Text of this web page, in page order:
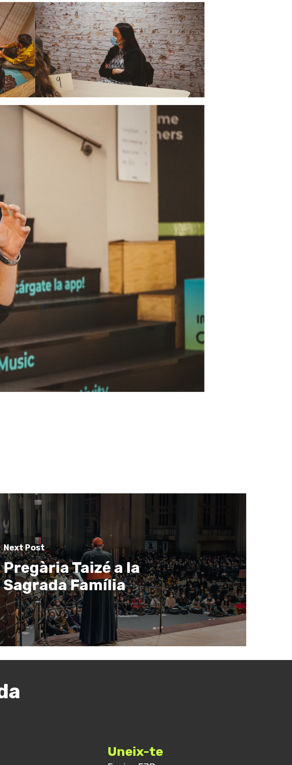
Next Post
Pregària Taizé a la
Sagrada Família
Uneix-te